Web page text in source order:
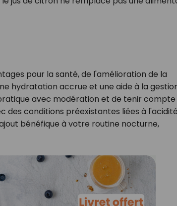
pour la santé, de l'amélioration de la
hydratation accrue et une aide à la
avec modération et de tenir compte
des conditions préexistantes liées à
bénéfique à votre routine nocturne,